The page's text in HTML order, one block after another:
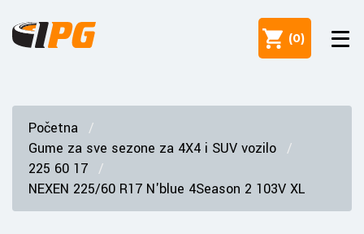
(0)
Početna
Gume za sve sezone za 4X4 i SUV vozilo
225 60 17
NEXEN 225/60 R17 N'blue 4Season 2 103V XL